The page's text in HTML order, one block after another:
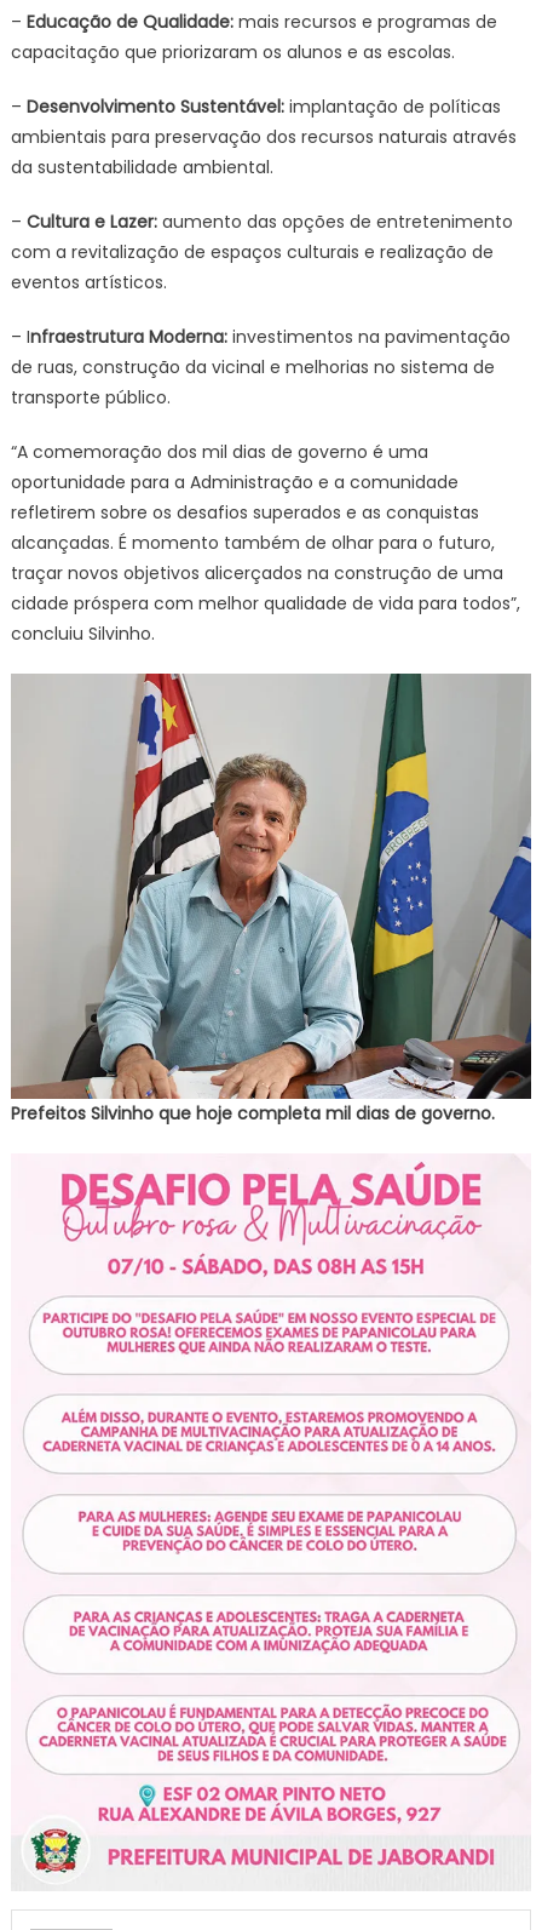
– Educação de Qualidade:mais recursos e programas de
capacitação que priorizaram os alunos e as escolas.
– Desenvolvimento Sustentável:implantação de políticas
ambientais para preservação dos recursos naturais através
da sustentabilidade ambiental.
– Cultura e Lazer:aumento das opções de entretenimento
com a revitalização de espaços culturais e realização de
eventos artísticos.
– Infraestrutura Moderna: investimentos na pavimentação
de ruas, construção da vicinal e melhorias no sistema de
transporte público.
“A comemoração dos mil dias de governo é uma
oportunidade para a Administração e a comunidade
refletirem sobre os desafios superados e as conquistas
alcançadas. É momento também de olhar para o futuro,
traçar novos objetivos alicerçados na construção de uma
cidade próspera com melhor qualidade de vida para todos”,
concluiu Silvinho.
Prefeitos Silvinho que hoje completa mil dias de governo.